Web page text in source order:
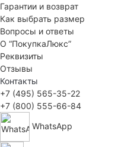
Гарантии и возврат
Как выбрать размер
Вопросы и ответы
О “ПокупкаЛюкс”
Реквизиты
Отзывы
Контакты
+7 (495) 565-35-22
+7 (800) 555-66-84
WhatsApp